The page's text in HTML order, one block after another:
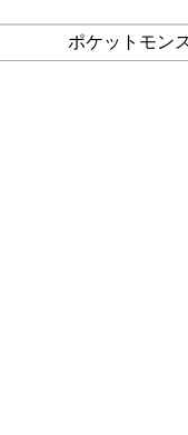
ポケットモン